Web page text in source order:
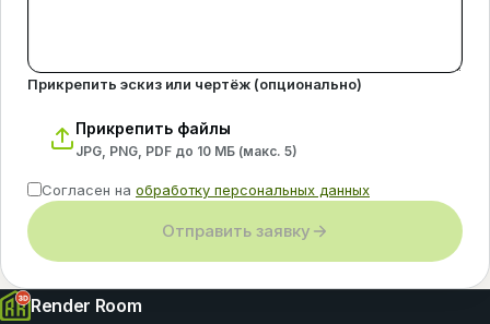
Прикрепить эскиз или чертёж (опционально)
Прикрепить файлы
JPG, PNG, PDF до 10 МБ (макс. 5)
Согласен на обработку персональных данных
Отправить заявку
Render Room